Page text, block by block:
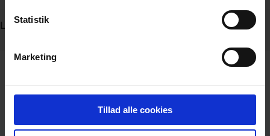
Statistik
Marketing
Tillad alle cookies
Læs mere